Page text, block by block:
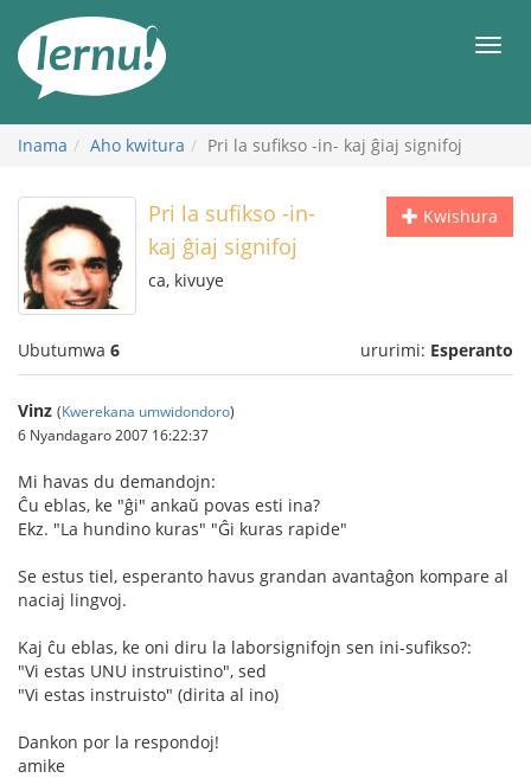
rupapuro
rw'ibirimwo
Inama Aho kwitura Pri la sufikso -in- kaj ĝiaj signifoj
Kwishura
Pri la sufikso -in-
kaj ĝiaj signifoj
ca, kivuye
Ubutumwa 6 ururimi: Esperanto
Vinz (Kwerekana umwidondoro)
6 Nyandagaro 2007 16:22:37
Mi havas du demandojn:
Ĉu eblas, ke "ĝi" ankaŭ povas esti ina?
Ekz. "La hundino kuras" "Ĝi kuras rapide"
Se estus tiel, esperanto havus grandan avantaĝon kompare al
naciaj lingvoj.
Kaj ĉu eblas, ke oni diru la laborsignifojn sen ini-sufikso?:
"Vi estas UNU instruistino", sed
"Vi estas instruisto" (dirita al ino)
Dankon por la respondoj!
amike